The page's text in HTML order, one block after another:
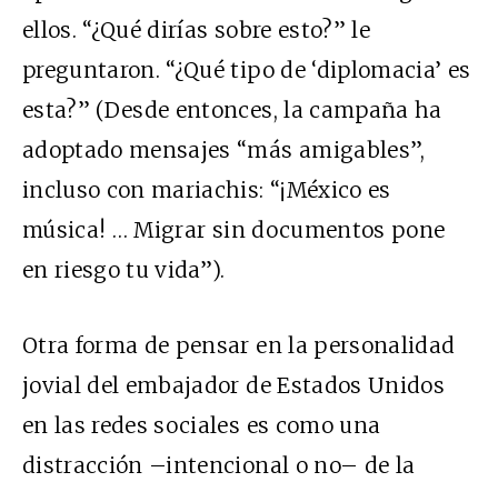
ellos. “¿Qué dirías sobre esto?” le
preguntaron. “¿Qué tipo de ‘diplomacia’ es
esta?” (Desde entonces, la campaña ha
adoptado mensajes “más amigables”,
incluso con mariachis: “¡México es
música! … Migrar sin documentos pone
en riesgo tu vida”).
Otra forma de pensar en la personalidad
jovial del embajador de Estados Unidos
en las redes sociales es como una
distracción –intencional o no– de la